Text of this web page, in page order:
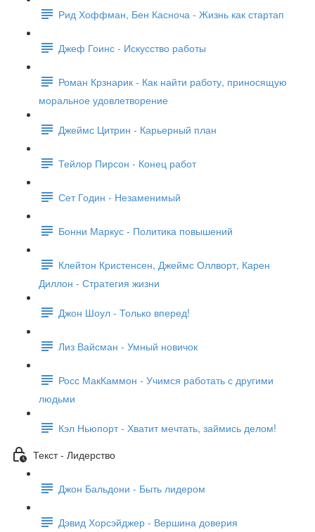
Рид Хоффман, Бен Касноча - Жизнь как стартап
Джеф Гоинс - Искусство работы
Роман Крзнарик - Как найти работу, приносящую
моральное удовлетворение
Джеймс Цитрин - Карьерный план
Тейлор Пирсон - Конец работ
Сет Годин - Незаменимый
Бонни Маркус - Политика повышений
Клейтон Кристенсен, Джеймс Оллворт, Карен
Диллон - Стратегия жизни
Джон Шоул - Только вперед!
Лиз Вайсман - Умный новичок
Росс МакКаммон - Учимся работать с другими
людьми
Кэл Ньюпорт - Хватит мечтать, займись делом!
Текст - Лидерство
Джон Бальдони - Быть лидером
Дэвид Хорсэйджер - Вершина доверия